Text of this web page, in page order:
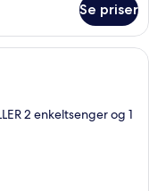
Se priser
skrivebord for bærbar
2 enkeltsenger og 1